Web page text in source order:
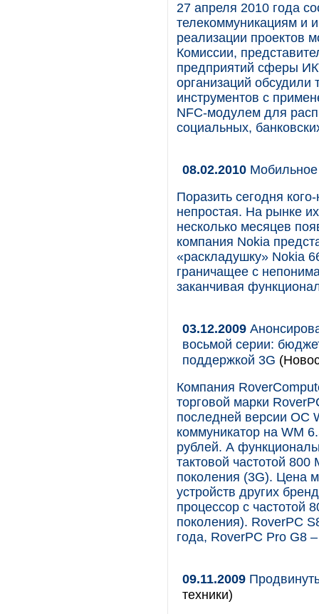
27 апреля 2010 года
телекоммуникациям и
реализации проектов
Комиссии,
предприятий сферы
организаций
инструментов с
NFC-модулем для
социальных,
08.02.2010 Мобильное
Поразить сегодня
непростая. На рынке
несколько месяцев
компания Nokia
«раскладушку» Nokia
граничащее с
заканчивая
03.12.2009
восьмой серии:
поддержкой 3G
Компания
торговой марки
последней версии ОС
коммуникатор на WM
рублей. А
тактовой частотой 800
поколения (3G). Цена
устройств других
процессор с частотой
поколения). RoverPC
года, RoverPC Pro G8
09.11.2009
техники)